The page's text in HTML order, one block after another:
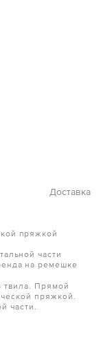
Доставка
пряжкой
части
на ремешке
твила. Прямой
пряжкой.
части.